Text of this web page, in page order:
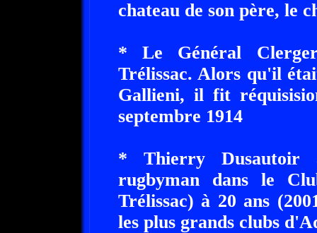
chateau de son père, le
* Le Général
Trélissac. Alors qu'il
Gallieni, il fit
septembre 1914
* Thierry Dusautoir
rugbyman dans le
Trélissac) à 20 ans
les plus grands clubs